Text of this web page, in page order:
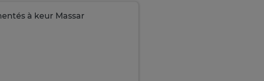
à keur Massar